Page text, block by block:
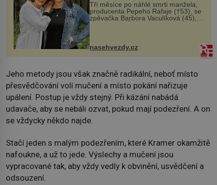
Tři měsíce po náhlé smrti manžela,
producenta Pepeho Rafaje (†53), se
zpěvačka Barbora Vaculíková (45),
dcera Petry Černocké (75), poprvé
ozvala veřejnosti. Na sociální síti
sdílela, že se snaží fung...
nasehvezdy.cz
Jeho metody jsou však značně radikální, neboť místo
přesvědčování volí mučení a místo pokání nařizuje
upálení. Postup je vždy stejný. Při kázání nabádá
udavače, aby se nebáli ozvat, pokud mají podezření. A on
se vždycky někdo najde.
Stačí jeden s malým podezřením, které Kramer okamžitě
nafoukne, a už to jede. Výslechy a mučení jsou
vypracované tak, aby vždy vedly k obvinění, usvědčení a
odsouzení.